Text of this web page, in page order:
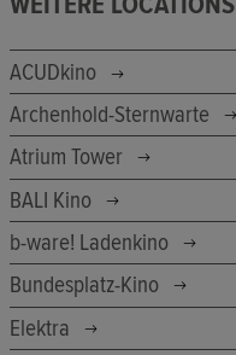
ACUDkino
Archenhold-Sternwarte
Atrium Tower
BALI Kino
b-ware! Ladenkino
Bundesplatz-Kino
Elektra